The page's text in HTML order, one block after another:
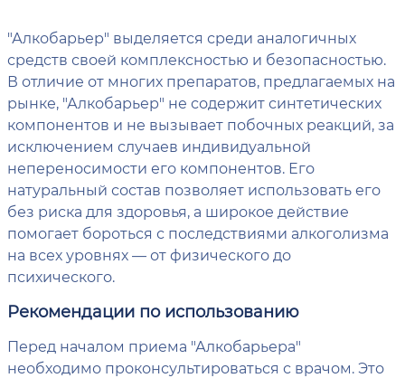
"Алкобарьер" выделяется среди аналогичных
средств своей комплексностью и безопасностью.
В отличие от многих препаратов, предлагаемых на
рынке, "Алкобарьер" не содержит синтетических
компонентов и не вызывает побочных реакций, за
исключением случаев индивидуальной
непереносимости его компонентов. Его
натуральный состав позволяет использовать его
без риска для здоровья, а широкое действие
помогает бороться с последствиями алкоголизма
на всех уровнях — от физического до
психического.
Рекомендации по использованию
Перед началом приема "Алкобарьера"
необходимо проконсультироваться с врачом. Это